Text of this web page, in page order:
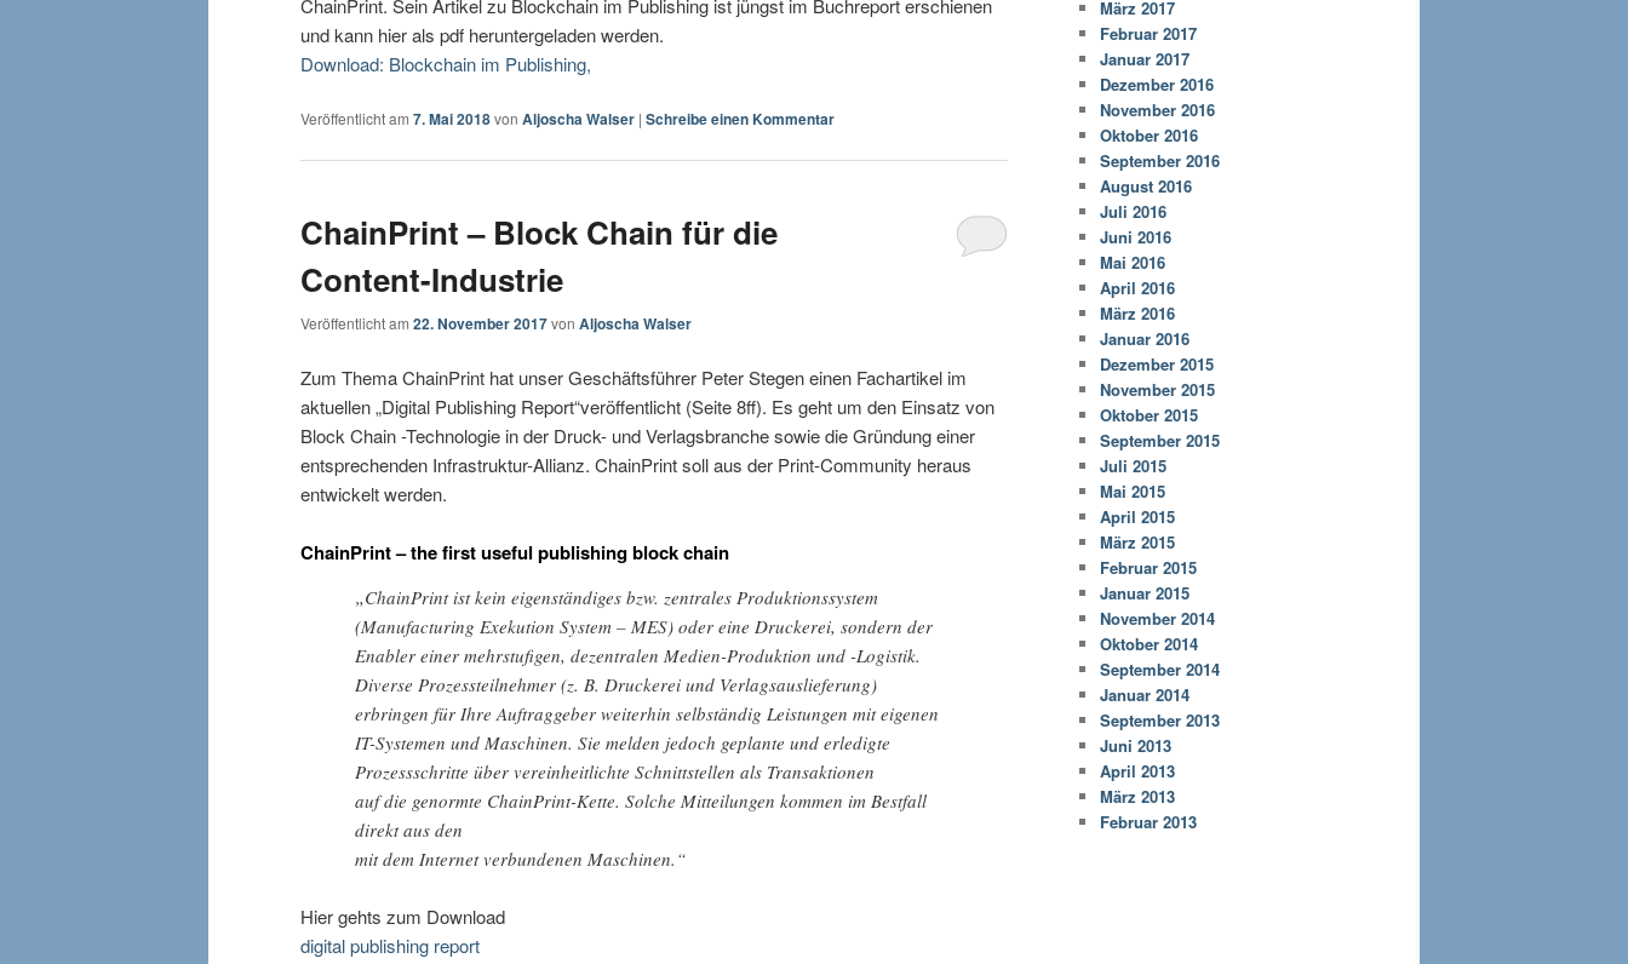
ChainPrint. Sein Artikel zu Blockchain im Publishing ist jüngst im Buchreport erschienen
und kann hier als pdf heruntergeladen werden.
Download: Blockchain im Publishing,
Veröffentlicht am 7. Mai 2018von Aljoscha Walser | Schreibe einen Kommentar
ChainPrint – Block Chain für die
Content-Industrie
Veröffentlicht am 22. November 2017von Aljoscha Walser
Zum Thema ChainPrint hat unser Geschäftsführer Peter Stegen einen Fachartikel im
aktuellen „Digital Publishing Report“veröffentlicht (Seite 8ff). Es geht um den Einsatz von
Block Chain -Technologie in der Druck- und Verlagsbranche sowie die Gründung einer
entsprechenden Infrastruktur-Allianz. ChainPrint soll aus der Print-Community heraus
entwickelt werden.
ChainPrint – the first useful publishing block chain
„ChainPrint ist kein eigenständiges bzw. zentrales Produktionssystem
(Manufacturing Exekution System – MES) oder eine Druckerei, sondern der
Enabler einer mehrstufigen, dezentralen Medien-Produktion und -Logistik.
Diverse Prozessteilnehmer (z. B. Druckerei und Verlagsauslieferung)
erbringen für Ihre Auftraggeber weiterhin selbständig Leistungen mit eigenen
IT-Systemen und Maschinen. Sie melden jedoch geplante und erledigte
Prozessschritte über vereinheitlichte Schnittstellen als Transaktionen
auf die genormte ChainPrint-Kette. Solche Mitteilungen kommen im Bestfall
direkt aus den
mit dem Internet verbundenen Maschinen.“
Hier gehts zum Download
digital publishing report
März 2017
Februar 2017
Januar 2017
Dezember 2016
November 2016
Oktober 2016
September 2016
August 2016
Juli 2016
Juni 2016
Mai 2016
April 2016
März 2016
Januar 2016
Dezember 2015
November 2015
Oktober 2015
September 2015
Juli 2015
Mai 2015
April 2015
März 2015
Februar 2015
Januar 2015
November 2014
Oktober 2014
September 2014
Januar 2014
September 2013
Juni 2013
April 2013
März 2013
Februar 2013